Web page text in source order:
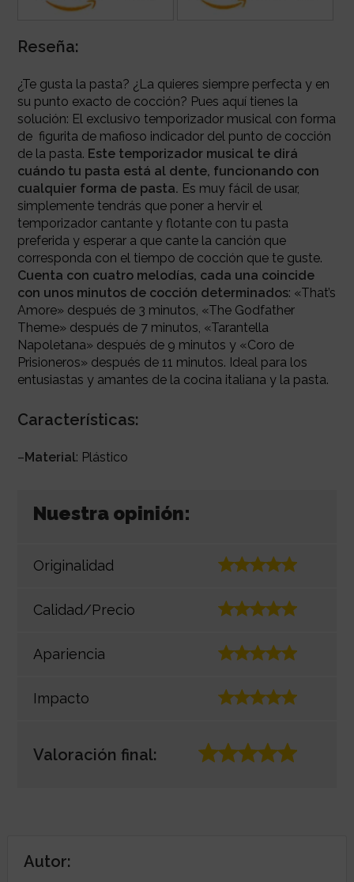
Reseña:
¿Te gusta la pasta? ¿La quieres siempre perfecta y en
su punto exacto de cocción? Pues aquí tienes la
solución: El exclusivo temporizador musical con forma
de figurita de mafioso indicador del punto de cocción
de la pasta. Este temporizador musical te dirá
cuándo tu pasta está al dente, funcionando con
cualquier forma de pasta. Es muy fácil de usar,
simplemente tendrás que poner a hervir el
temporizador cantante y flotante con tu pasta
preferida y esperar a que cante la canción que
corresponda con el tiempo de cocción que te guste.
Cuenta con cuatro melodías, cada una coincide
con unos minutos de cocción determinados: «That’s
Amore» después de 3 minutos, «The Godfather
Theme» después de 7 minutos, «Tarantella
Napoletana» después de 9 minutos y «Coro de
Prisioneros» después de 11 minutos. Ideal para los
entusiastas y amantes de la cocina italiana y la pasta.
Características:
–Material: Plástico
Nuestra opinión:
Originalidad
Calidad/Precio
Apariencia
Impacto
Valoración final:
Autor: